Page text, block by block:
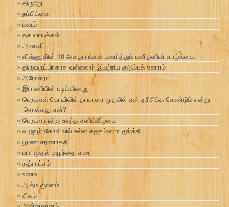
திருநீறு
நம்பிக்கை
மனம்
தச வாயுக்கள்
அமைதி
விஷ்ணுவின் 10 அவதாரங்கள் உணர்த்தும் மனிதனின் வாழ்க்கை.
திருவருட்பிரகாச வள்ளலார் இயற்றிய குடும்பக் கோரம்
அரோகரா
இராணியின் படிக்கிணறு
பெருமாள் கோவிலில் தாயாரை முதலில் ஏன் தரிசிக்க வேண்டும் என்று
சொல்வது ஏன்?
பெருமாளுக்கு உகந்த சனிக்கிழமை
வழுவூர் கோவிலில் உள்ள கஜசம்ஹார மூர்த்தி
பூரண சரணாகதி
பரா முதல் குழந்தை வரை
ருத்ராட்சம்
உணவு
ஆத்ம ஞானம்
சிவம்